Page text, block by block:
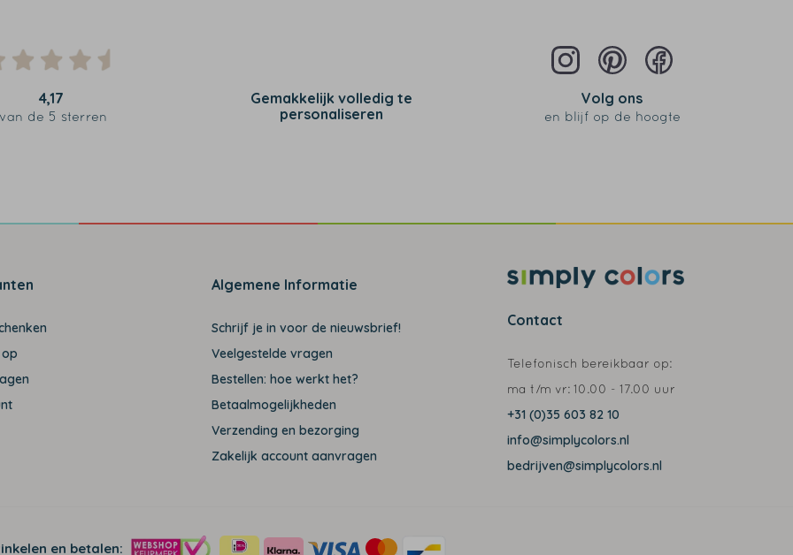
4,17
van de 5 sterren
Gemakkelijk volledig te
personaliseren
Volg ons
en blijf op de hoogte
Algemene Informatie
Schrijf je in voor de nieuwsbrief!
Veelgestelde vragen
Bestellen: hoe werkt het?
Betaalmogelijkheden
Verzending en bezorging
Zakelijk account aanvragen
Contact
Telefonisch bereikbaar op:
ma t/m vr: 10.00 - 17.00 uur
+31 (0)35 603 82 10
info@simplycolors.nl
bedrijven@simplycolors.nl
en betalen: